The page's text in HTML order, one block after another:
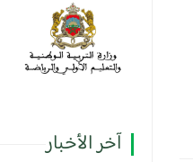
آخر الأخبار